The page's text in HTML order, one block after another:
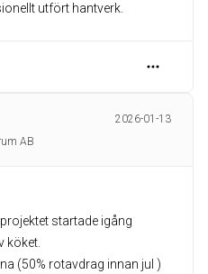
utfört hantverk.
2026-01-13
AB
startade igång
köket.
(50% rotavdrag innan jul )